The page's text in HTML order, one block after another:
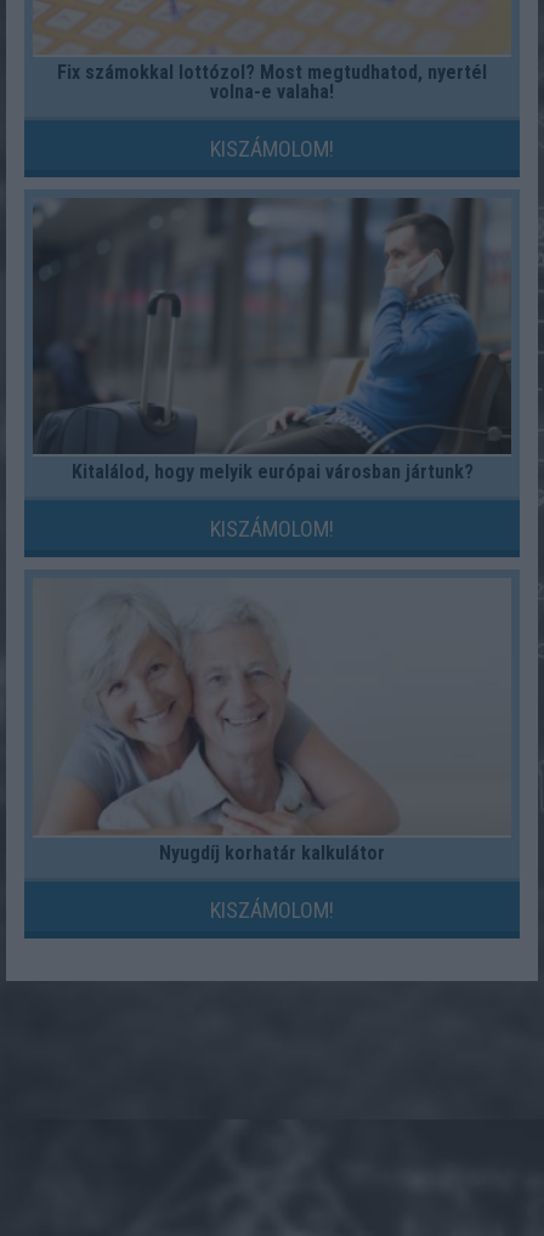
Fix számokkal lottózol? Most megtudhatod, nyertél
volna-e valaha!
KISZÁMOLOM!
Kitalálod, hogy melyik európai városban jártunk?
KISZÁMOLOM!
Nyugdíj korhatár kalkulátor
KISZÁMOLOM!